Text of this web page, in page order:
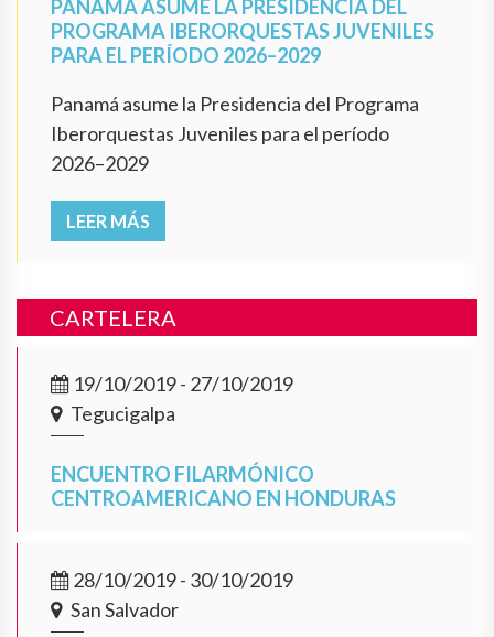
PANAMÁ ASUME LA PRESIDENCIA DEL
PROGRAMA IBERORQUESTAS JUVENILES
PARA EL PERÍODO 2026–2029
Panamá asume la Presidencia del Programa
Iberorquestas Juveniles para el período
2026–2029
LEER MÁS
CARTELERA
19/10/2019 - 27/10/2019
Tegucigalpa
ENCUENTRO FILARMÓNICO
CENTROAMERICANO EN HONDURAS
28/10/2019 - 30/10/2019
San Salvador